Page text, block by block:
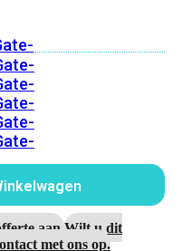
aan.Wilt u dit
met ons op.